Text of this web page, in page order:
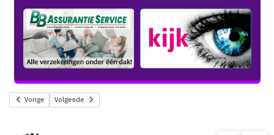
Vorige Volgende